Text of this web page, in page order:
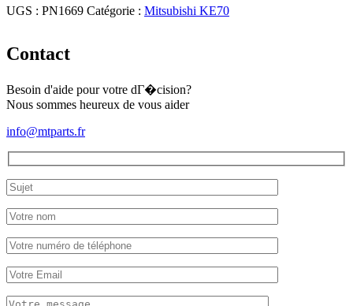
de
UGS : PN1669 Catégorie : Mitsubishi KE70
Contact
Besoin d'aide pour votre dГ�cision?
Nous sommes heureux de vous aider
info@mtparts.fr